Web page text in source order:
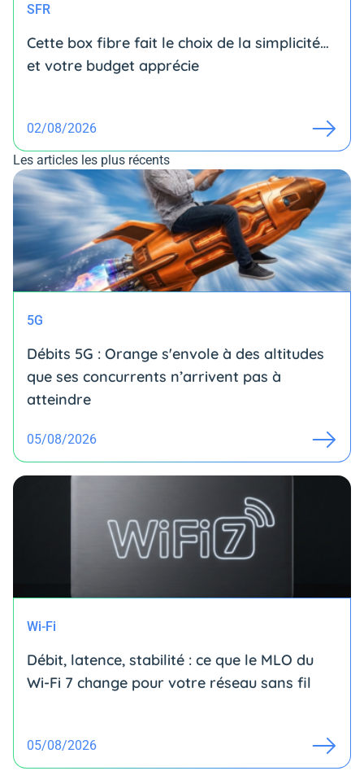
SFR
Cette box fibre fait le choix de la simplicité…
et votre budget apprécie
02/08/2026
Les articles les plus récents
5G
Débits 5G : Orange s'envole à des altitudes
que ses concurrents n’arrivent pas à
atteindre
05/08/2026
Wi-Fi
Débit, latence, stabilité : ce que le MLO du
Wi-Fi 7 change pour votre réseau sans fil
05/08/2026